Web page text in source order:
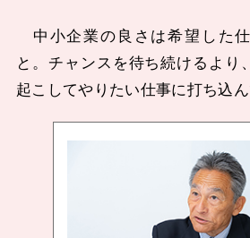
中小企業の良さは希望した
と。チャンスを待ち続けるより
起こしてやりたい仕事に打ち込ん